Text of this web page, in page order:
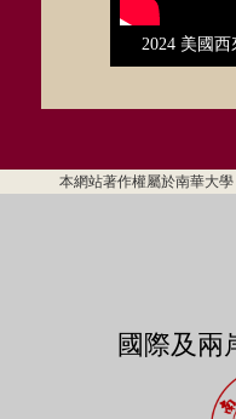
2024 美國
本網站著作權屬於南華大
國際及兩